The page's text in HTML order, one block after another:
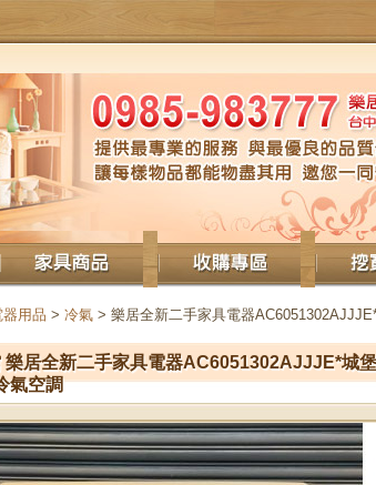
用品 > 冷氣> 樂居全新二手家具電器
樂居全新二手家具電器AC6051302AJJJE*城
氣空調